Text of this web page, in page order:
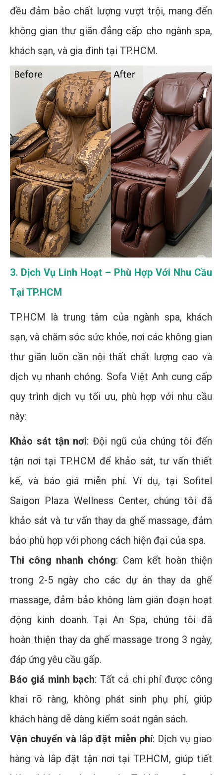
đều đảm bảo chất lượng vượt trội, mang đến
không gian thư giãn đẳng cấp cho ngành spa,
khách sạn, và gia đình tại TP.HCM.
3. Dịch Vụ Linh Hoạt – Phù Hợp Với Nhu Cầu
Tại TP.HCM
TP.HCM là trung tâm của ngành spa, khách
sạn, và chăm sóc sức khỏe, nơi các không gian
thư giãn luôn cần nội thất chất lượng cao và
dịch vụ nhanh chóng. Sofa Việt Anh cung cấp
quy trình dịch vụ tối ưu, phù hợp với nhu cầu
này:
Khảo sát tận nơi: Đội ngũ của chúng tôi đến
tận nơi tại TP.HCM để khảo sát, tư vấn thiết
kế, và báo giá miễn phí. Ví dụ, tại Sofitel
Saigon Plaza Wellness Center, chúng tôi đã
khảo sát và tư vấn thay da ghế massage, đảm
bảo phù hợp với phong cách hiện đại của spa.
Thi công nhanh chóng: Cam kết hoàn thiện
trong 2-5 ngày cho các dự án thay da ghế
massage, đảm bảo không làm gián đoạn hoạt
động kinh doanh. Tại An Spa, chúng tôi đã
hoàn thiện thay da ghế massage trong 3 ngày,
đáp ứng yêu cầu gấp.
Báo giá minh bạch: Tất cả chi phí được công
khai rõ ràng, không phát sinh phụ phí, giúp
khách hàng dễ dàng kiểm soát ngân sách.
Vận chuyển và lắp đặt miễn phí: Dịch vụ giao
hàng và lắp đặt tận nơi tại TP.HCM, giúp tiết